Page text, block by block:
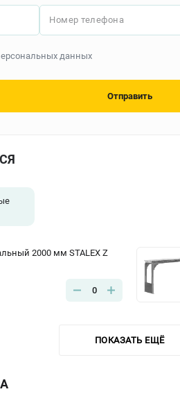
Номер телефона
данных
Отправить
2000 мм STALEX Z
0
ПОКАЗАТЬ ЕЩЁ